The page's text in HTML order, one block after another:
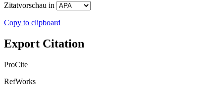
Zitatvorschau in
Copy to clipboard
Export Citation
ProCite
RefWorks